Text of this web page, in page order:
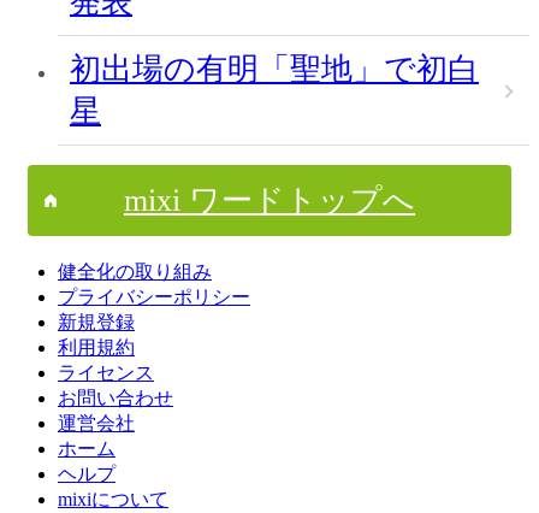
初出場の有明「聖地」で初白
星
mixi ワードトップへ
健全化の取り組み
プライバシーポリシー
新規登録
利用規約
ライセンス
お問い合わせ
運営会社
ホーム
ヘルプ
mixiについて